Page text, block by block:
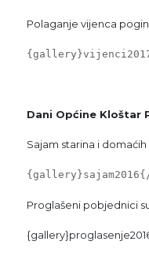
Polaganje vijenca
Dani Općine Kloštar
Sajam starina i domaćih
Proglašeni pobjednici